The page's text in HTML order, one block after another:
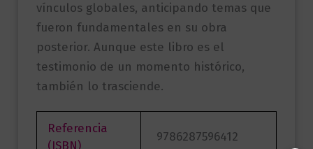
vínculos globales, anticipando temas que
fueron fundamentales en su obra
posterior. Aunque este libro es el
testimonio de un momento histórico,
también lo trasciende.
Referencia
(ISBN)
9786287596412